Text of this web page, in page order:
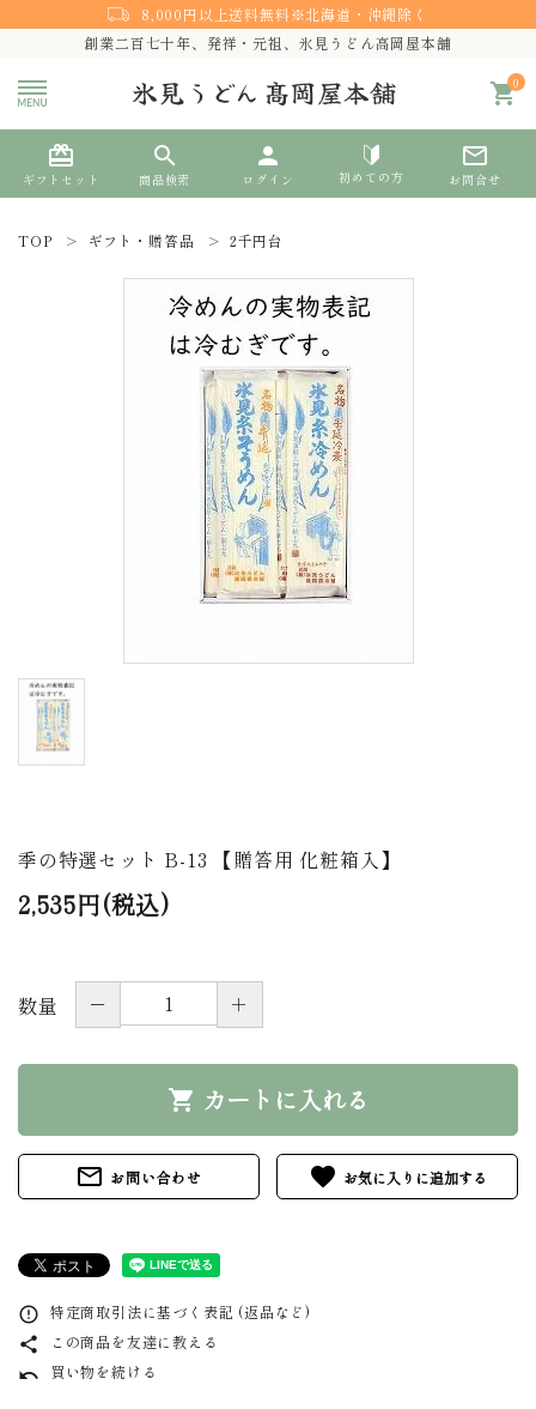
8,000円以上送料無料※北海道・沖縄除く
創業二百七十年、発祥・元祖、氷見うどん高岡屋本舗
0
shopping_cart
card_giftcard
ギフトセット
search
商品検索
person
ログイン 初めての方
mail_outline
お問合せ
熨斗対応
person 新規会員登録
ご利用ガイド
プライバシーポリシー
お問い合わせ
ページ一覧
TOP ギフト・贈答品 2千円台
季の特選セット B-13 【贈答用 化粧箱入】
2,535円(税込)
数量 － ＋
shopping_cart カートに入れる
mail_outline お問い合わせ favorite
error_outline 特定商取引法に基づく表記 (返品など)
share この商品を友達に教える
undo 買い物を続ける